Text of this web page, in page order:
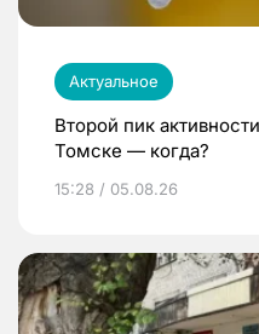
Актуальное
Второй пик
Томске — когда?
15:28 / 05.08.26